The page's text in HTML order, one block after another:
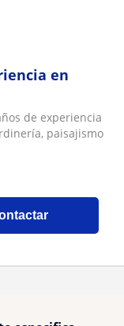
en
de experiencia
paisajismo